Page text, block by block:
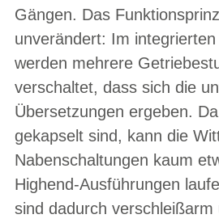
Gängen. Das
unverändert: Im
werden mehrere
verschaltet, dass sich die
Übersetzungen ergeben.
gekapselt sind, kann die
Nabenschaltungen kaum
Highend-Ausführungen
sind dadurch verschleißarm